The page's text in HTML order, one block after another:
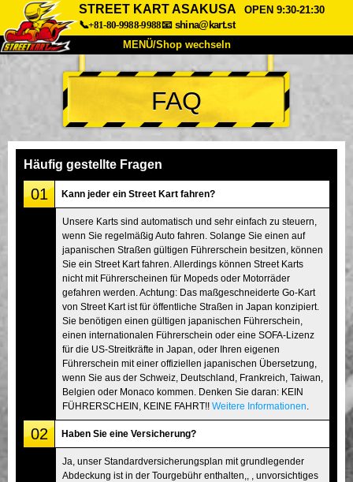
STREET KART ASAKUSA
OPEN 9:30-21:30
📞+81-80-9988-9988📧 shina@kart.st
MENÜ/Shop wechseln
START
Über uns Spezifikationen Preise
Bewertungen
Unternehmen
Tokio Shinagawa Tokio Akihabara#1
Tokio Akihabara#2 Tokio Shibuya
Tokio Shibuya Annex Tokio Bucht
Tokio Asakusa Osaka
Okinawa
FAQ
Häufig gestellte Fragen
01 Kann jeder ein Street Kart fahren?
Unsere Karts sind automatisch und sehr einfach zu steuern,
wenn Sie regelmäßig Auto fahren. Solange Sie einen auf
japanischen Straßen gültigen Führerschein besitzen, können
Sie ein Street Kart fahren. Allerdings können Street Karts
nicht mit Führerscheinen für Mopeds oder Motorräder
gefahren werden. Achtung: Das maßgeschneiderte Go-Kart
von Street Kart ist für öffentliche Straßen in Japan konzipiert.
Sie benötigen einen gültigen japanischen Führerschein,
einen internationalen Führerschein oder eine SOFA-Lizenz
für die US-Streitkräfte in Japan, oder Ihren eigenen
Führerschein mit einer offiziellen japanischen Übersetzung,
wenn Sie aus der Schweiz, Deutschland, Frankreich, Taiwan,
Belgien oder Monaco kommen. Denken Sie daran: KEIN
FÜHRERSCHEIN, KEINE FAHRT!! Weitere Informationen
02 Haben Sie eine Versicherung?
Ja, unser Standardversicherungsplan mit grundlegender
Abdeckung ist in der Tourgebühr enthalten,, , unvorsichtiges